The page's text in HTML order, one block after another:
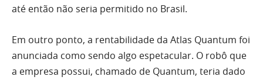
até então não seria permitido no Brasil.
Em outro ponto, a rentabilidade da Atlas Quantum foi
anunciada como sendo algo espetacular. O robô que
a empresa possui, chamado de Quantum, teria dado